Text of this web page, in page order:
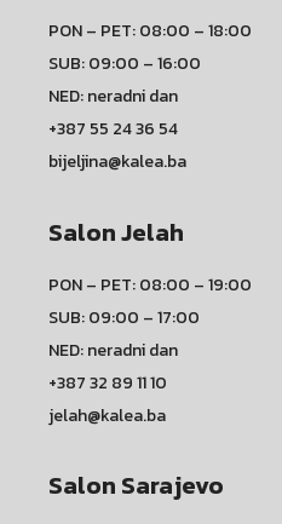
PON – PET: 08:00 – 18:00
SUB: 09:00 – 16:00
NED: neradni dan
+387 55 24 36 54
bijeljina@kalea.ba
Salon Jelah
PON – PET: 08:00 – 19:00
SUB: 09:00 – 17:00
NED: neradni dan
+387 32 89 11 10
jelah@kalea.ba
Salon Sarajevo